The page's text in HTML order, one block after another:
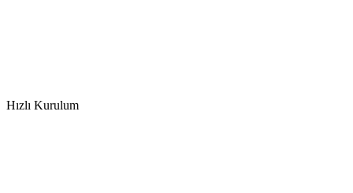
Hızlı Kurulum